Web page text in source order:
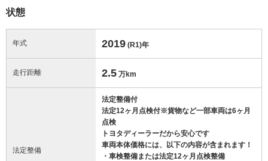
状態
年式 2019 (R1)年
走行距離 2.5 万km
法定整備
法定整備付
法定12ヶ月点検付※貨物など一部車両は6ヶ月
点検
トヨタディーラーだから安心です
車両本体価格には、以下の内容が含まれます！
・車検整備または法定12ヶ月点検整備